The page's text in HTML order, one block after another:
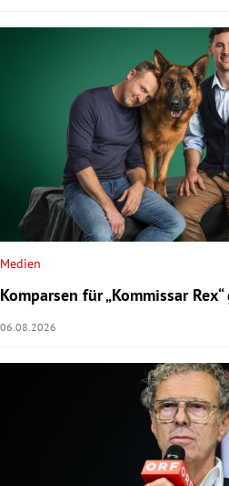
Medien
Komparsen für „Kommissar
06.08.2026